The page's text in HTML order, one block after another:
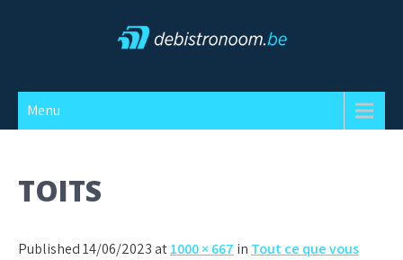
Debistronoom
Menu
TOITS
Published 14/06/2023 at1000 × 667 in Tout ce que vous